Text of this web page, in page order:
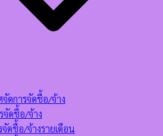
จัดการจัดชื้อ/จ้าง
จัดชื้อ/จ้าง
ดชื้อ/จ้างรายเดือน